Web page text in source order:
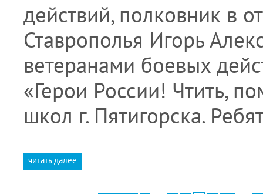
действий, полковник в
Ставрополья Игорь
ветеранами боевых
«Герои России! Чтить,
школ г. Пятигорска.
читать далее